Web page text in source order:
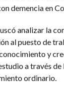
demencia en
analizar la
al puesto de
y
a través
ordinario.